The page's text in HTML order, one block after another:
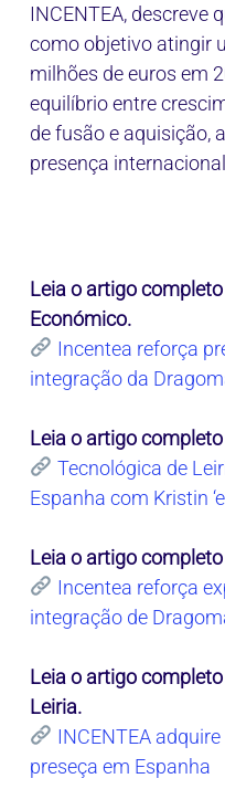
INCENTEA, descreve
como objetivo atingir
milhões de euros em
equilíbrio entre
de fusão e aquisição,
presença
Leia o artigo
Económico.
Incentea reforça
integração da
Leia o artigo
Tecnológica de
Espanha com Kristin
Leia o artigo
Incentea reforça
integração de
Leia o artigo
Leiria.
INCENTEA
preseça em Espanha